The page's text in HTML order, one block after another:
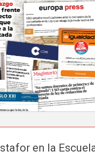
La
frente
06 de
La
frentepara
en la